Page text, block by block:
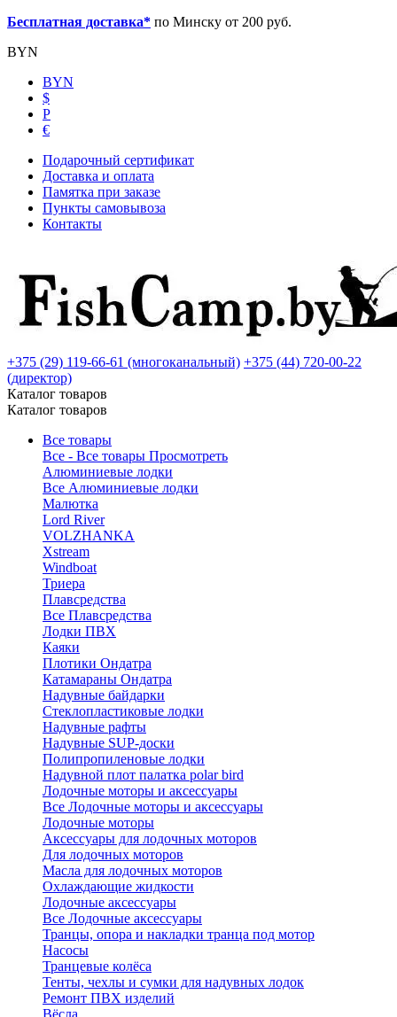
Бесплатная доставка* по Минску от 200 руб.
BYN
BYN
$
Р
€
Подарочный сертификат
Доставка и оплата
Памятка при заказе
Пункты самовывоза
Контакты
+375 (29) 119-66-61 (многоканальный) +375 (44) 720-00-22
(директор)
Каталог товаров
Каталог товаров
Все товары
Все - Все товары Просмотреть
Алюминиевые лодки
Все Алюминиевые лодки
Малютка
Lord River
VOLZHANKA
Xstream
Windboat
Триера
Плавсредства
Все Плавсредства
Лодки ПВХ
Каяки
Плотики Ондатра
Катамараны Ондатра
Надувные байдарки
Стеклопластиковые лодки
Надувные рафты
Надувные SUP-доски
Полипропиленовые лодки
Надувной плот палатка polar bird
Лодочные моторы и аксессуары
Все Лодочные моторы и аксессуары
Лодочные моторы
Аксессуары для лодочных моторов
Для лодочных моторов
Масла для лодочных моторов
Охлаждающие жидкости
Лодочные аксессуары
Все Лодочные аксессуары
Транцы, опора и накладки транца под мотор
Насосы
Транцевые колёса
Тенты, чехлы и сумки для надувных лодок
Ремонт ПВХ изделий
Вёсла